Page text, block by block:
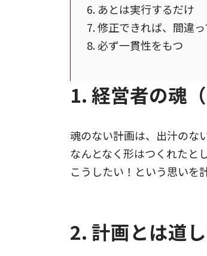
6. あとは実行するだけ
7. 修正できれば、間違
8. 必ず一貫性をもつ
1. 経営者の魂
魂のない計画は、出汁のな
なんとなく形はつくれたと
こうしたい！という思いを
2. 計画とは道